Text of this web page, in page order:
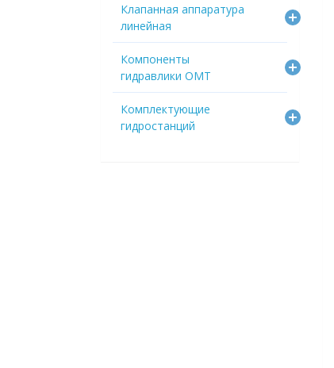
Клапанная аппаратура
линейная
Компоненты
гидравлики OMT
Комплектующие
гидростанций